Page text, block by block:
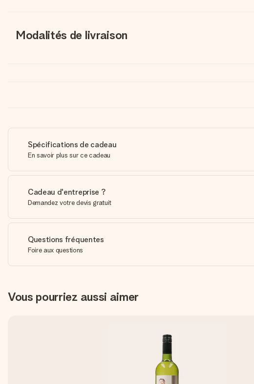
Modalités de livraison
Spécifications de cadeau
En savoir plus sur ce cadeau
Cadeau d'entreprise ?
Demandez votre devis gratuit
Questions fréquentes
Foire aux questions
Vous pourriez aussi aimer